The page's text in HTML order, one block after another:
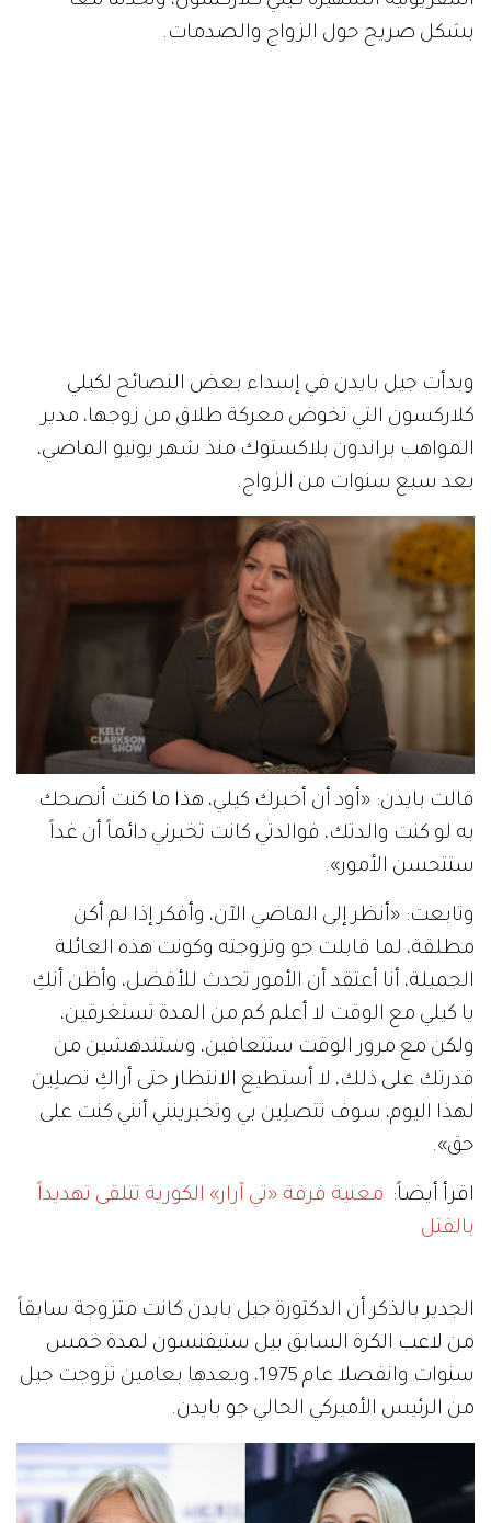
بشكل صريح حول الزواج والصدمات.
وبدأت جيل بايدن في إسداء بعض النصائح لكيلي
كلاركسون التي تخوض معركة طلاق من زوجها، مدير
المواهب براندون بلاكستوك منذ شهر يونيو الماضي،
بعد سبع سنوات من الزواج.
قالت بايدن: «أود أن أخبرك كيلي، هذا ما كنت أنصحك
به لو كنت والدتك، فوالدتي كانت تخبرني دائماً أن غداً
ستتحسن الأمور».
وتابعت: «أنظر إلى الماضي الآن، وأفكر إذا لم أكن
مطلقة، لما قابلت جو وتزوجته وكونت هذه العائلة
الجميلة، أنا أعتقد أن الأمور تحدث للأفضل، وأظن أنكِ
يا كيلي مع الوقت لا أعلم كم من المدة تستغرقين،
ولكن مع مرور الوقت ستتعافين، وستندهشين من
قدرتك على ذلك، لا أستطيع الانتظار حتى أراكِ تصلِين
لهذا اليوم، سوف تتصلِين بي وتخبرينني أنني كنت على
حق».
اقرأ أيضاً: مغنية فرقة «تي آرار» الكورية تتلقى تهديداً
بالقتل
الجدير بالذكر أن الدكتورة جيل بايدن كانت متزوجة سابقاً
من لاعب الكرة السابق بيل ستيفنسون لمدة خمس
سنوات وانفصلا عام 1975، وبعدها بعامين تزوجت جيل
من الرئيس الأميركي الحالي جو بايدن.